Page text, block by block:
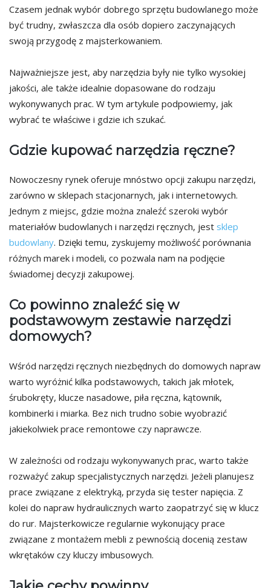
Czasem jednak wybór dobrego sprzętu budowlanego może
być trudny, zwłaszcza dla osób dopiero zaczynających
swoją przygodę z majsterkowaniem.
Najważniejsze jest, aby narzędzia były nie tylko wysokiej
jakości, ale także idealnie dopasowane do rodzaju
wykonywanych prac. W tym artykule podpowiemy, jak
wybrać te właściwe i gdzie ich szukać.
Gdzie kupować narzędzia ręczne?
Nowoczesny rynek oferuje mnóstwo opcji zakupu narzędzi,
zarówno w sklepach stacjonarnych, jak i internetowych.
Jednym z miejsc, gdzie można znaleźć szeroki wybór
materiałów budowlanych i narzędzi ręcznych, jest sklep
budowlany. Dzięki temu, zyskujemy możliwość porównania
różnych marek i modeli, co pozwala nam na podjęcie
świadomej decyzji zakupowej.
Co powinno znaleźć się w
podstawowym zestawie narzędzi
domowych?
Wśród narzędzi ręcznych niezbędnych do domowych napraw
warto wyróżnić kilka podstawowych, takich jak młotek,
śrubokręty, klucze nasadowe, piła ręczna, kątownik,
kombinerki i miarka. Bez nich trudno sobie wyobrazić
jakiekolwiek prace remontowe czy naprawcze.
W zależności od rodzaju wykonywanych prac, warto także
rozważyć zakup specjalistycznych narzędzi. Jeżeli planujesz
prace związane z elektryką, przyda się tester napięcia. Z
kolei do napraw hydraulicznych warto zaopatrzyć się w klucz
do rur. Majsterkowicze regularnie wykonujący prace
związane z montażem mebli z pewnością docenią zestaw
wkrętaków czy kluczy imbusowych.